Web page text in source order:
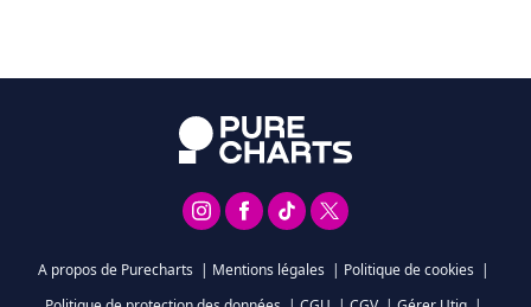
A propos de Purecharts | Mentions légales | Politique de cookies |